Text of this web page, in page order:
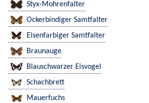
Styx-Mohrenfalter
Ockerbindiger Samtfalter
Eisenfarbiger Samtfalter
Braunauge
Blauschwarzer Eisvogel
Schachbrett
Mauerfuchs